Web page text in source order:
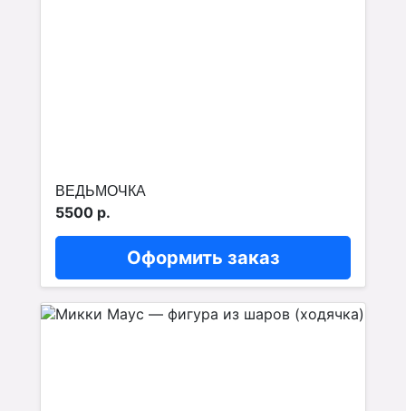
ВЕДЬМОЧКА
5500 р.
Оформить заказ